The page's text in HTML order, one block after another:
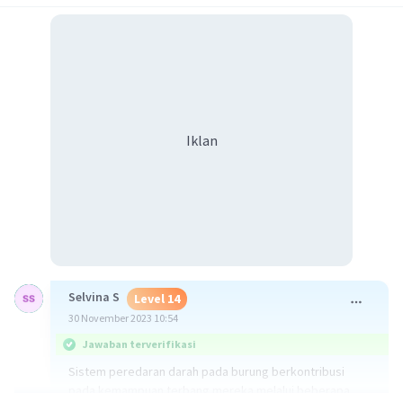
Iklan
Selvina S Level 14
30 November 2023 10:54
Jawaban terverifikasi
Sistem peredaran darah pada burung berkontribusi